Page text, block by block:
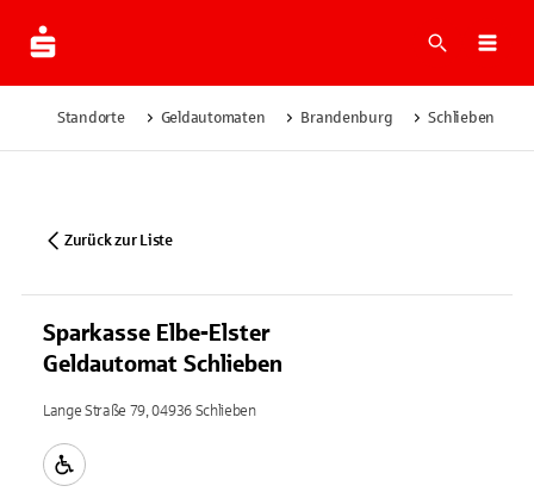
Suche
Standorte Geldautomaten Brandenburg Schlieben
Zurück zur Liste
Sparkasse Elbe-Elster
Geldautomat Schlieben
Lange Straße 79, 04936 Schlieben